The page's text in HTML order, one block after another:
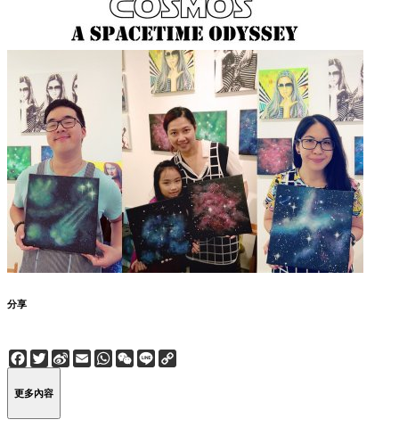
分享
Facebook
Twitter
Sina
Weibo
EmailWhatsApp
WeChat
Line
更多內容